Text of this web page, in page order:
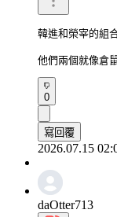
韓進和榮宰的組
他們兩個就像倉
0
寫回覆
2026.07.15
daOtter713